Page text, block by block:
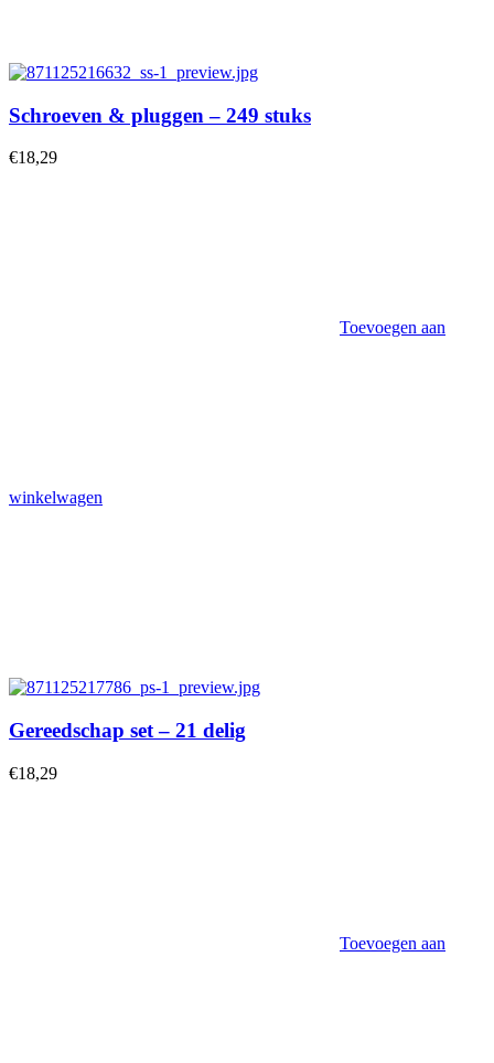
Schroeven & pluggen – 249 stuks
€18,29
Toevoegen aan
winkelwagen
Gereedschap set – 21 delig
€18,29
Toevoegen aan